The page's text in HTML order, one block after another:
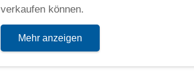
verkaufen können.
Mehr anzeigen